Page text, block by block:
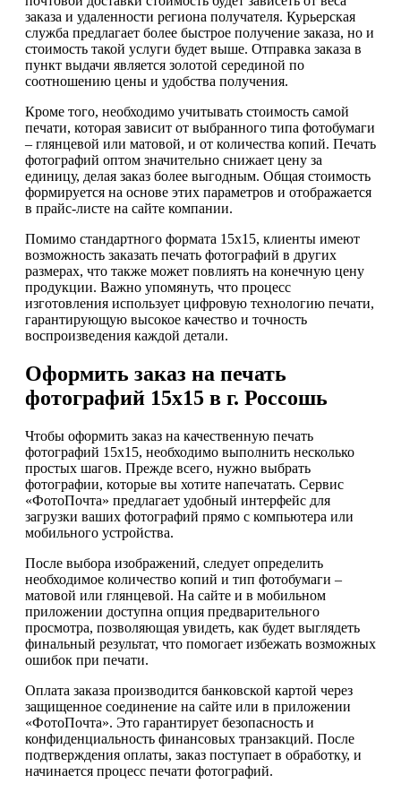
заказа и удаленности региона получателя. Курьерская
служба предлагает более быстрое получение заказа, но и
стоимость такой услуги будет выше. Отправка заказа в
пункт выдачи является золотой серединой по
соотношению цены и удобства получения.
Кроме того, необходимо учитывать стоимость самой
печати, которая зависит от выбранного типа фотобумаги
– глянцевой или матовой, и от количества копий. Печать
фотографий оптом значительно снижает цену за
единицу, делая заказ более выгодным. Общая стоимость
формируется на основе этих параметров и отображается
в прайс-листе на сайте компании.
Помимо стандартного формата 15х15, клиенты имеют
возможность заказать печать фотографий в других
размерах, что также может повлиять на конечную цену
продукции. Важно упомянуть, что процесс
изготовления использует цифровую технологию печати,
гарантирующую высокое качество и точность
воспроизведения каждой детали.
Оформить заказ на печать
фотографий 15х15 в г. Россошь
Чтобы оформить заказ на качественную печать
фотографий 15х15, необходимо выполнить несколько
простых шагов. Прежде всего, нужно выбрать
фотографии, которые вы хотите напечатать. Сервис
«ФотоПочта» предлагает удобный интерфейс для
загрузки ваших фотографий прямо с компьютера или
мобильного устройства.
После выбора изображений, следует определить
необходимое количество копий и тип фотобумаги –
матовой или глянцевой. На сайте и в мобильном
приложении доступна опция предварительного
просмотра, позволяющая увидеть, как будет выглядеть
финальный результат, что помогает избежать возможных
ошибок при печати.
Оплата заказа производится банковской картой через
защищенное соединение на сайте или в приложении
«ФотоПочта». Это гарантирует безопасность и
конфиденциальность финансовых транзакций. После
подтверждения оплаты, заказ поступает в обработку, и
начинается процесс печати фотографий.